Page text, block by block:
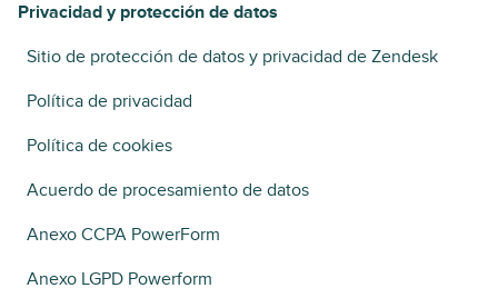
Privacidad y protección de datos
Sitio de protección de datos y privacidad de Zendesk
Política de privacidad
Política de cookies
Acuerdo de procesamiento de datos
Anexo CCPA PowerForm
Anexo LGPD Powerform